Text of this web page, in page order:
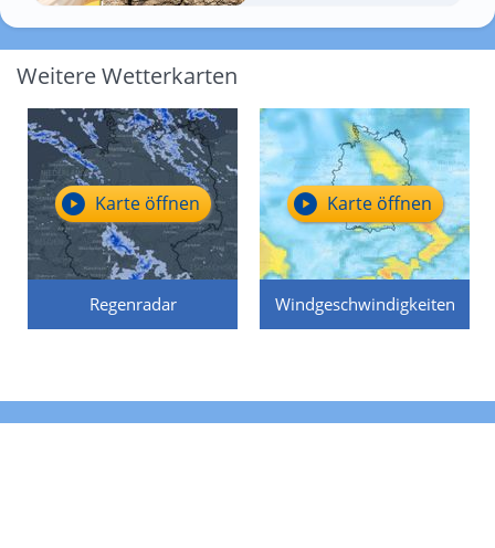
Weitere Wetterkarten
Regenradar
Karte öffnen
Windgeschwindigkeiten
Karte öffnen